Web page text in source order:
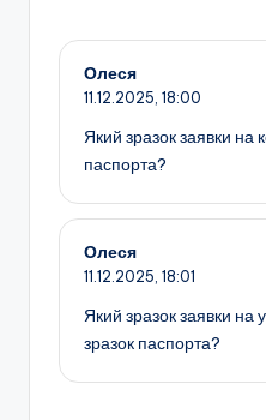
о
в
а
н
я
т
а
п
Олеся
11.12.2025, 18:00
Який зразок заявки на
паспорта?
Олеся
11.12.2025, 18:01
Який зразок заявки на
зразок паспорта?